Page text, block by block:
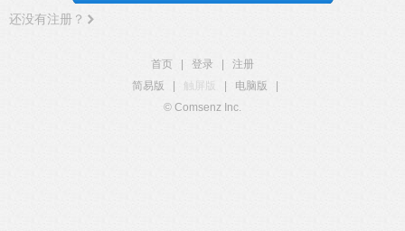
还没有注册？
首页 登录
注册
简易版
触屏版 电脑版
© Comsenz Inc.